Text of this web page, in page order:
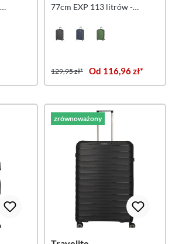
77cm EXP 113 litrów -
129,95 zł* Od 116,96 zł*
zrównoważony